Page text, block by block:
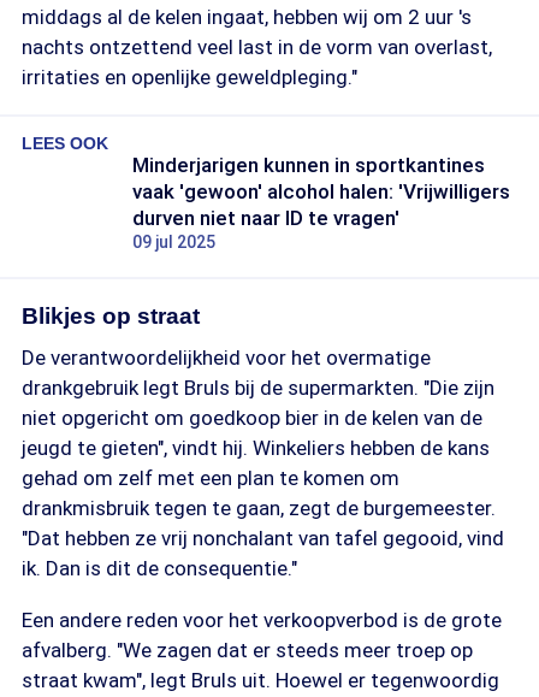
middags al de kelen ingaat, hebben wij om 2 uur 's
nachts ontzettend veel last in de vorm van overlast,
irritaties en openlijke geweldpleging."
LEES OOK
Minderjarigen kunnen in sportkantines
vaak 'gewoon' alcohol halen: 'Vrijwilligers
durven niet naar ID te vragen'
09 jul 2025
Blikjes op straat
De verantwoordelijkheid voor het overmatige
drankgebruik legt Bruls bij de supermarkten. "Die zijn
niet opgericht om goedkoop bier in de kelen van de
jeugd te gieten", vindt hij. Winkeliers hebben de kans
gehad om zelf met een plan te komen om
drankmisbruik tegen te gaan, zegt de burgemeester.
"Dat hebben ze vrij nonchalant van tafel gegooid, vind
ik. Dan is dit de consequentie."
Een andere reden voor het verkoopverbod is de grote
afvalberg. "We zagen dat er steeds meer troep op
straat kwam", legt Bruls uit. Hoewel er tegenwoordig